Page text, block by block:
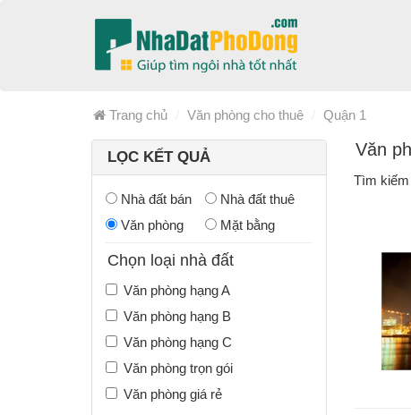
Trang chủ Văn phòng cho thuê Quận 1
LỌC KẾT QUẢ
Nhà đất bán
Nhà đất thuê
Văn phòng
Mặt bằng
Chọn loại nhà đất
Văn phòng hạng A
Văn phòng hạng B
Văn phòng hạng C
Văn phòng trọn gói
Văn phòng giá rẻ
Văn
Tìm